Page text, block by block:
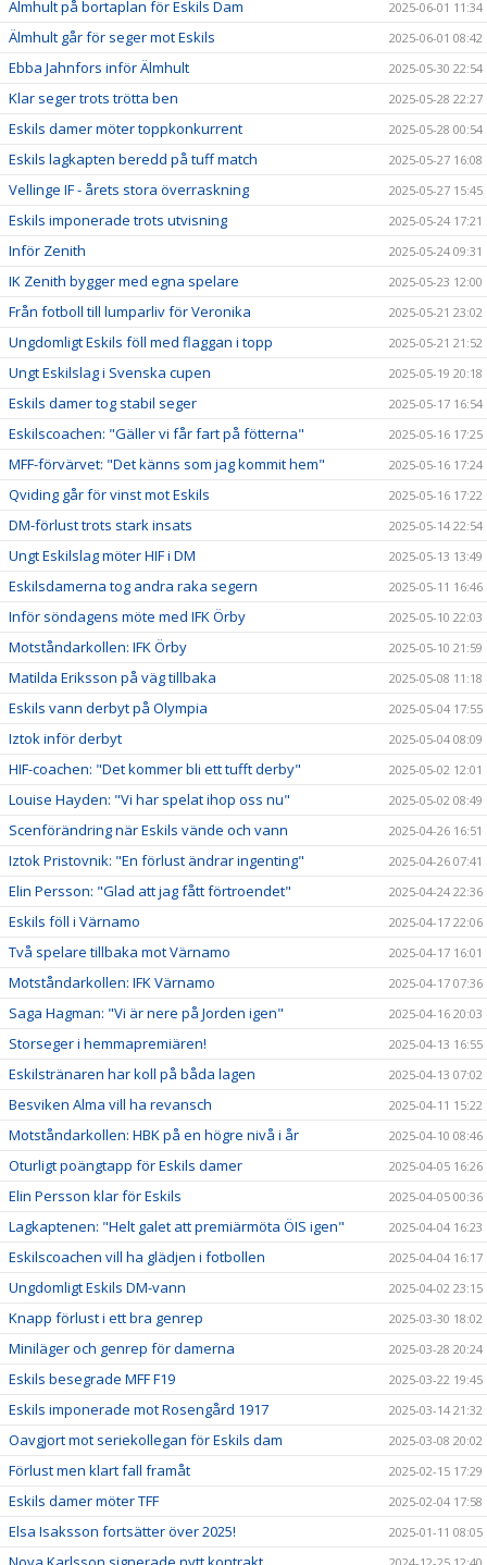
Älmhult på bortaplan för Eskils Dam 2025-06-01 11:34
Älmhult går för seger mot Eskils 2025-06-01 08:42
Ebba Jahnfors inför Älmhult 2025-05-30 22:54
Klar seger trots trötta ben 2025-05-28 22:27
Eskils damer möter toppkonkurrent 2025-05-28 00:54
Eskils lagkapten beredd på tuff match 2025-05-27 16:08
Vellinge IF - årets stora överraskning 2025-05-27 15:45
Eskils imponerade trots utvisning 2025-05-24 17:21
Inför Zenith 2025-05-24 09:31
IK Zenith bygger med egna spelare 2025-05-23 12:00
Från fotboll till lumparliv för Veronika 2025-05-21 23:02
Ungdomligt Eskils föll med flaggan i topp 2025-05-21 21:52
Ungt Eskilslag i Svenska cupen 2025-05-19 20:18
Eskils damer tog stabil seger 2025-05-17 16:54
Eskilscoachen: "Gäller vi får fart på fötterna" 2025-05-16 17:25
MFF-förvärvet: "Det känns som jag kommit hem" 2025-05-16 17:24
Qviding går för vinst mot Eskils 2025-05-16 17:22
DM-förlust trots stark insats 2025-05-14 22:54
Ungt Eskilslag möter HIF i DM 2025-05-13 13:49
Eskilsdamerna tog andra raka segern 2025-05-11 16:46
Inför söndagens möte med IFK Örby 2025-05-10 22:03
Motståndarkollen: IFK Örby 2025-05-10 21:59
Matilda Eriksson på väg tillbaka 2025-05-08 11:18
Eskils vann derbyt på Olympia 2025-05-04 17:55
Iztok inför derbyt 2025-05-04 08:09
HIF-coachen: "Det kommer bli ett tufft derby" 2025-05-02 12:01
Louise Hayden: "Vi har spelat ihop oss nu" 2025-05-02 08:49
Scenförändring när Eskils vände och vann 2025-04-26 16:51
Iztok Pristovnik: "En förlust ändrar ingenting" 2025-04-26 07:41
Elin Persson: "Glad att jag fått förtroendet" 2025-04-24 22:36
Eskils föll i Värnamo 2025-04-17 22:06
Två spelare tillbaka mot Värnamo 2025-04-17 16:01
Motståndarkollen: IFK Värnamo 2025-04-17 07:36
Saga Hagman: "Vi är nere på Jorden igen" 2025-04-16 20:03
Storseger i hemmapremiären! 2025-04-13 16:55
Eskilstränaren har koll på båda lagen 2025-04-13 07:02
Besviken Alma vill ha revansch 2025-04-11 15:22
Motståndarkollen: HBK på en högre nivå i år 2025-04-10 08:46
Oturligt poängtapp för Eskils damer 2025-04-05 16:26
Elin Persson klar för Eskils 2025-04-05 00:36
Lagkaptenen: "Helt galet att premiärmöta ÖIS igen" 2025-04-04 16:23
Eskilscoachen vill ha glädjen i fotbollen 2025-04-04 16:17
Ungdomligt Eskils DM-vann 2025-04-02 23:15
Knapp förlust i ett bra genrep 2025-03-30 18:02
Miniläger och genrep för damerna 2025-03-28 20:24
Eskils besegrade MFF F19 2025-03-22 19:45
Eskils imponerade mot Rosengård 1917 2025-03-14 21:32
Oavgjort mot seriekollegan för Eskils dam 2025-03-08 20:02
Förlust men klart fall framåt 2025-02-15 17:29
Eskils damer möter TFF 2025-02-04 17:58
Elsa Isaksson fortsätter över 2025! 2025-01-11 08:05